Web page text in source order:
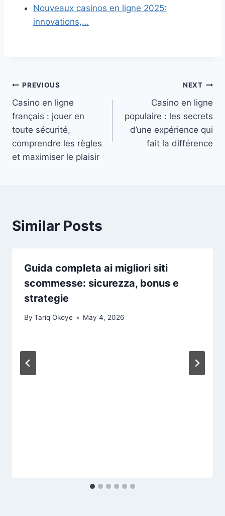
Nouveaux casinos en ligne 2025:
innovations,…
Post
navigation
PREVIOUS
Casino en ligne
français : jouer en
toute sécurité,
comprendre les règles
et maximiser le plaisir
NEXT
Casino en ligne
populaire : les secrets
d’une expérience qui
fait la différence
Similar Posts
Guida completa ai migliori siti
scommesse: sicurezza, bonus e
strategie
By Tariq Okoye May 4, 2026